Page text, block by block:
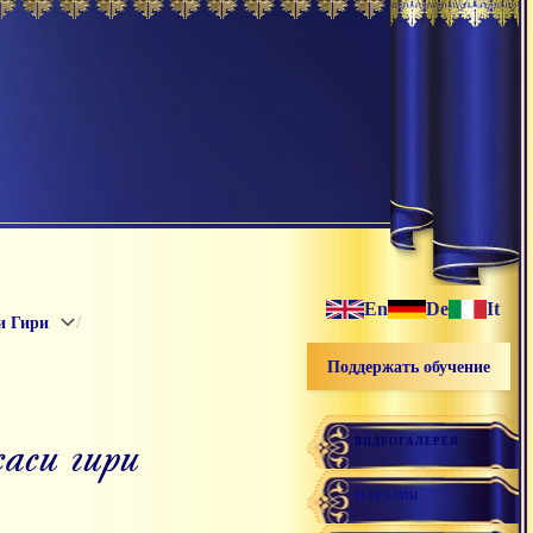
Гири /
гири
En De It
Поддержать обучение
ВИДЕОГАЛЕРЕЯ
МАГАЗИН